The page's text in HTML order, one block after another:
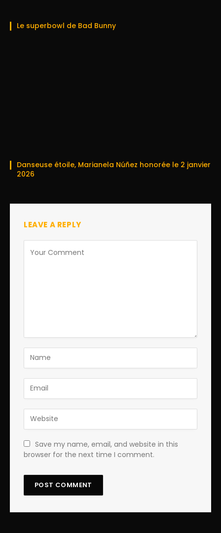
Le superbowl de Bad Bunny
Danseuse étoile, Marianela Núñez honorée le 2 janvier
2026
LEAVE A REPLY
Save my name, email, and website in this
browser for the next time I comment.